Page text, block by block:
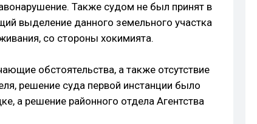
Также судом не был принят в
выделение данного земельного участка
со стороны хокимията.
обстоятельства, а также отсутствие
решение суда первой инстанции было
а решение районного отдела Агентства